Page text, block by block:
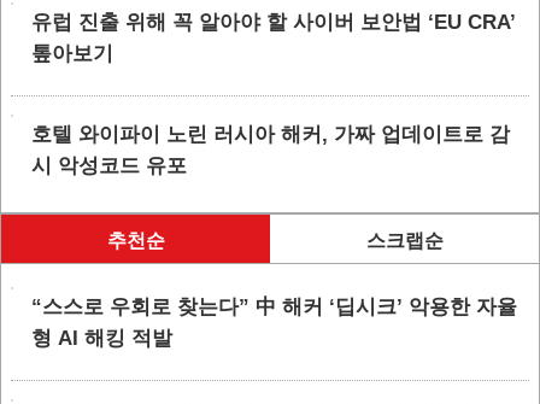
유럽 진출 위해 꼭 알아야 할 사이버 보안법 ‘EU CRA’
톺아보기
호텔 와이파이 노린 러시아 해커, 가짜 업데이트로 감
시 악성코드 유포
추천순 스크랩순
“스스로 우회로 찾는다” 中 해커 ‘딥시크’ 악용한 자율
형 AI 해킹 적발